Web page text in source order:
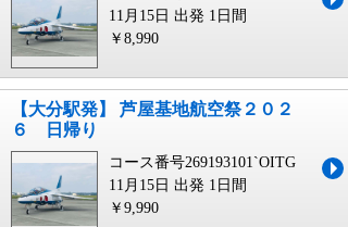
11月15日 出発 1日間
￥8,990
【大分駅発】 芦屋基地航空祭２０２
６ 日帰り
コース番号269193101`OITG
11月15日 出発 1日間
￥9,990